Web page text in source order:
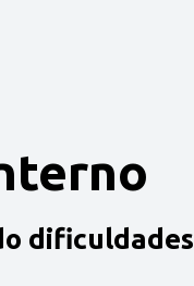
dificuldades